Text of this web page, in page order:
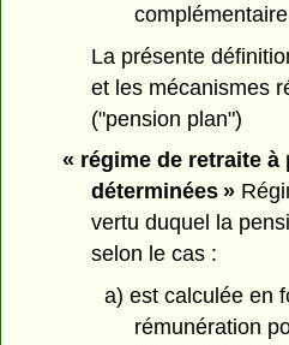
La présente
et les mécanismes
("pension plan")
« régime de retraite à
déterminées »
vertu duquel la
selon le cas :
a) est calculée en
rémunération